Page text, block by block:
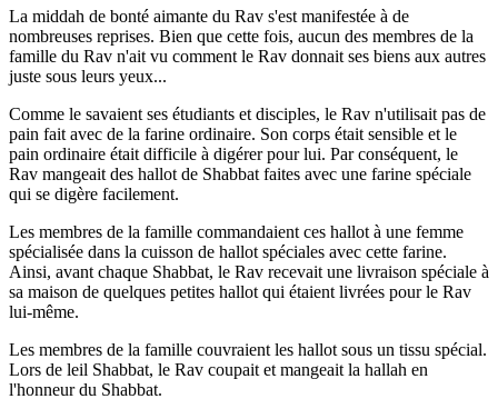
La middah de bonté aimante du Rav s'est manifestée à de
nombreuses reprises. Bien que cette fois, aucun des membres de la
famille du Rav n'ait vu comment le Rav donnait ses biens aux autres
juste sous leurs yeux...
Comme le savaient ses étudiants et disciples, le Rav n'utilisait pas de
pain fait avec de la farine ordinaire. Son corps était sensible et le
pain ordinaire était difficile à digérer pour lui. Par conséquent, le
Rav mangeait des hallot de Shabbat faites avec une farine spéciale
qui se digère facilement.
Les membres de la famille commandaient ces hallot à une femme
spécialisée dans la cuisson de hallot spéciales avec cette farine.
Ainsi, avant chaque Shabbat, le Rav recevait une livraison spéciale à
sa maison de quelques petites hallot qui étaient livrées pour le Rav
lui-même.
Les membres de la famille couvraient les hallot sous un tissu spécial.
Lors de leil Shabbat, le Rav coupait et mangeait la hallah en
l'honneur du Shabbat.